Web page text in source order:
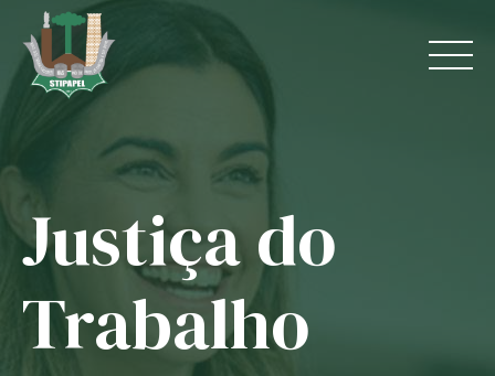
content
Home
O Sindicato
Jurídico
Justiça do
Trabalho